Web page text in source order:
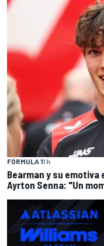
FÓRMULA 11 h
Bearman y su
Ayrton Senna: "Un